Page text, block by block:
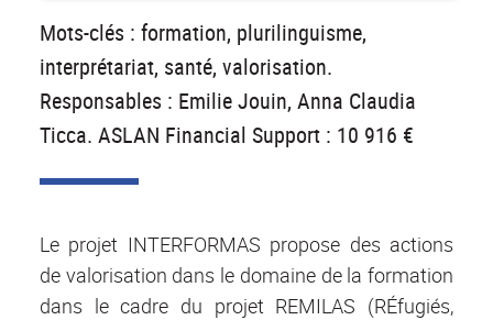
Mots-clés : formation, plurilinguisme,
interprétariat, santé, valorisation.
Responsables : Emilie Jouin, Anna Claudia
Ticca. ASLAN Financial Support : 10 916 €
Le projet INTERFORMAS propose des actions
de valorisation dans le domaine de la formation
dans le cadre du projet REMILAS (RÉfugiés,